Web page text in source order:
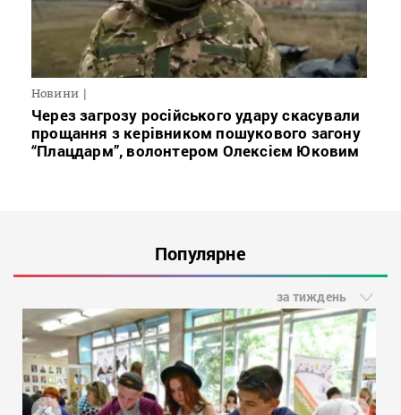
Новини
Через загрозу російського удару скасували
прощання з керівником пошукового загону
“Плацдарм”, волонтером Олексієм Юковим
Популярне
за тиждень